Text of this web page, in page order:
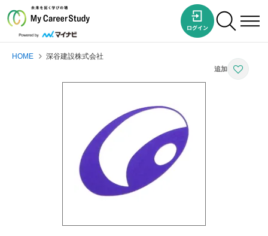
HOME 深谷建設株式会社